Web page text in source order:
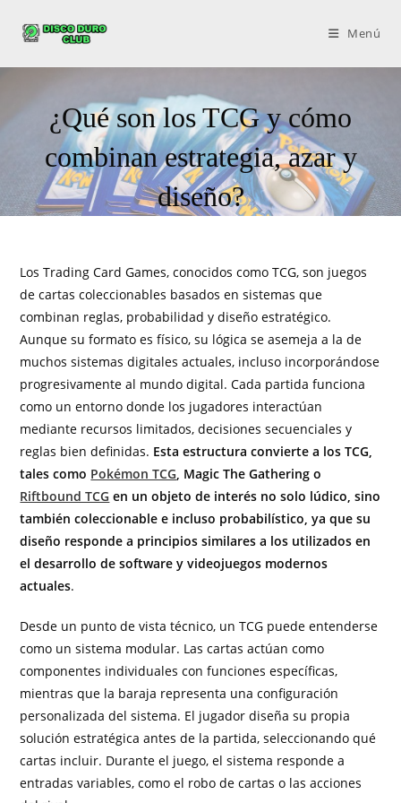
Menú
¿Qué son los TCG y cómo
combinan estrategia, azar y
diseño?
Los Trading Card Games, conocidos como TCG, son juegos
de cartas coleccionables basados en sistemas que
combinan reglas, probabilidad y diseño estratégico.
Aunque su formato es físico, su lógica se asemeja a la de
muchos sistemas digitales actuales, incluso incorporándose
progresivamente al mundo digital. Cada partida funciona
como un entorno donde los jugadores interactúan
mediante recursos limitados, decisiones secuenciales y
reglas bien definidas. Esta estructura convierte a los TCG,
tales como Pokémon TCG, Magic The Gathering o
Riftbound TCG en un objeto de interés no solo lúdico, sino
también coleccionable e incluso probabilístico, ya que su
diseño responde a principios similares a los utilizados en
el desarrollo de software y videojuegos modernos
actuales.
Desde un punto de vista técnico, un TCG puede entenderse
como un sistema modular. Las cartas actúan como
componentes individuales con funciones específicas,
mientras que la baraja representa una configuración
personalizada del sistema. El jugador diseña su propia
solución estratégica antes de la partida, seleccionando qué
cartas incluir. Durante el juego, el sistema responde a
entradas variables, como el robo de cartas o las acciones